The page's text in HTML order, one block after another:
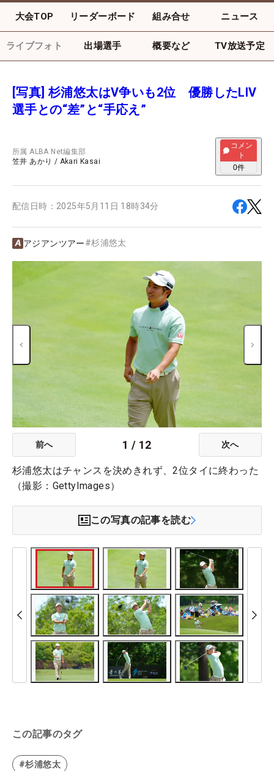
大会TOP リーダーボード 組み合せ ニュース
ライブフォト 出場選手 概要など TV放送予定
[写真] 杉浦悠太はV争いも2位 優勝したLIV
選手との“差”と“手応え”
所属ALBA Net編集部
笠井 あかり / Akari Kasai
コメン
ト
0件
配信日時： 2025年5月11日 18時34分
アジアンツアー#杉浦悠太
前へ 1 / 12 次へ
杉浦悠太はチャンスを決めきれず、2位タイに終わった
（撮影：GettyImages）
この写真の記事を読む
この記事のタグ
#杉浦悠太